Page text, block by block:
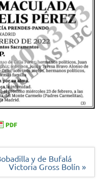
y de Bufalá
Victoria Gross Bolín »